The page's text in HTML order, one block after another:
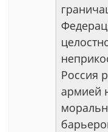
Россия
армией